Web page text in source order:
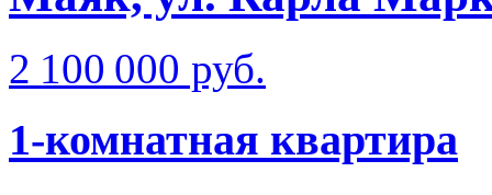
2 100 000 руб.
1-комнатная квартира